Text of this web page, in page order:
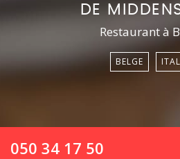
DE
Restaurant à
BELGE
050 34 17 50